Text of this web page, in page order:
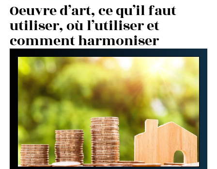
Oeuvre d’art, ce qu’il faut
utiliser, où l’utiliser et
comment harmoniser